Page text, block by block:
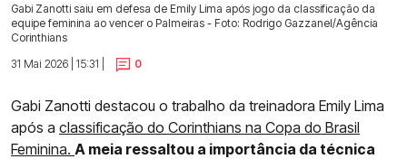
Gabi Zanotti saiu em defesa de Emily Lima após jogo da classificação da
equipe feminina ao vencer o Palmeiras - Foto: Rodrigo Gazzanel/Agência
Corinthians
31 Mai 2026 | 15:31 |
0
Gabi Zanotti destacou o trabalho da treinadora Emily Lima
após a classificação do Corinthians na Copa do Brasil
Feminina. A meia ressaltou a importância da técnica